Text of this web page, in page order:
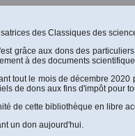
symbolique
par l'auteur le 30
Benoît
des approches
Presses
Gilles L.
des Classiques des
grâce aux dons des
à des documents
tout le mois de décembre
de dons aux fins d'impôt pour
de cette bibliothèque en libre
un don aujourd'hui.